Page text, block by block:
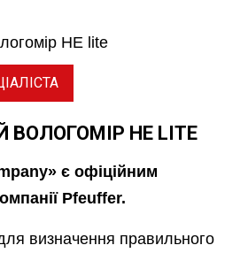
НЕ LITE
є офіційним
Pfeuffer.
визначення правильного